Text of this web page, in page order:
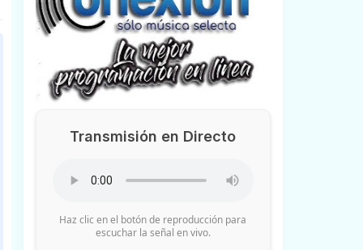
Transmisión en Directo
Haz clic en el botón de reproducción para
escuchar la señal en vivo.